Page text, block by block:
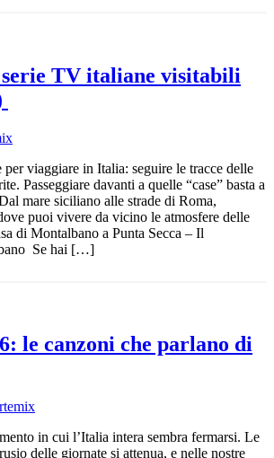
serie TV italiane visitabili
per viaggiare in Italia: seguire le tracce delle
Passeggiare davanti a quelle “case” basta a
mare siciliano alle strade di Roma,
puoi vivere da vicino le atmosfere delle
di Montalbano a Punta Secca – Il
Se hai […]
le canzoni che parlano di
in cui l’Italia intera sembra fermarsi. Le
delle giornate si attenua, e nelle nostre